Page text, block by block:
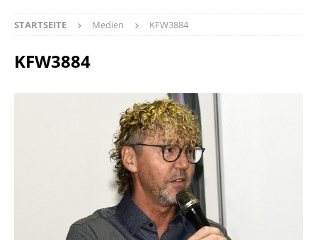
STARTSEITE Medien KFW3884
KFW3884